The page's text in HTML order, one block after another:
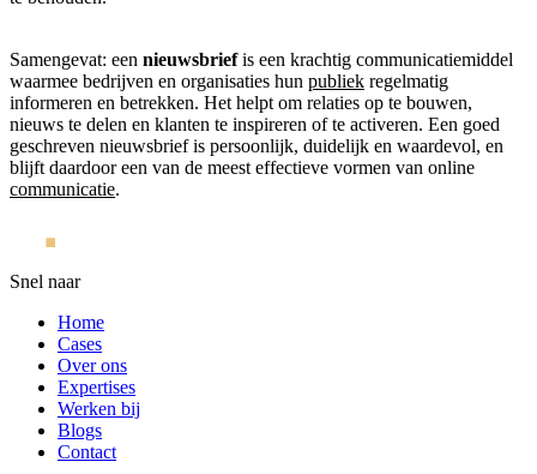
Samengevat: een nieuwsbriefis een krachtig communicatiemiddel
waarmee bedrijven en organisaties hun publiek regelmatig
informeren en betrekken. Het helpt om relaties op te bouwen,
nieuws te delen en klanten te inspireren of te activeren. Een goed
geschreven nieuwsbrief is persoonlijk, duidelijk en waardevol, en
blijft daardoor een van de meest effectieve vormen van online
communicatie.
Snel naar
Home
Cases
Over ons
Expertises
Werken bij
Blogs
Contact